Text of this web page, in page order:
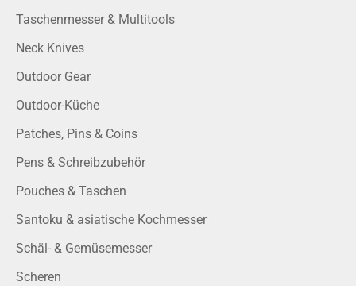
Taschenmesser & Multitools
Neck Knives
Outdoor Gear
Outdoor-Küche
Patches, Pins & Coins
Pens & Schreibzubehör
Pouches & Taschen
Santoku & asiatische Kochmesser
Schäl- & Gemüsemesser
Scheren